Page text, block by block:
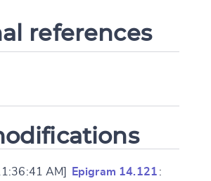
references
AM] Epigram 14.121 :